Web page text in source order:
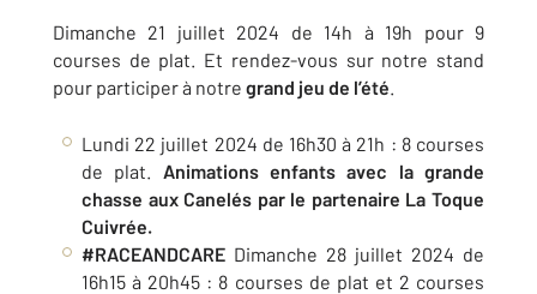
Dimanche 21 juillet 2024 de 14h à 19h pour 9
courses de plat. Et rendez-vous sur notre stand
pour participer à notre grand jeu de l’été.
Lundi 22 juillet 2024 de 16h30 à 21h : 8 courses
de plat. Animations enfants avec la grande
chasse aux Canelés par le partenaire La Toque
Cuivrée.
#RACEANDCARE Dimanche 28 juillet 2024 de
16h15 à 20h45 : 8 courses de plat et 2 courses